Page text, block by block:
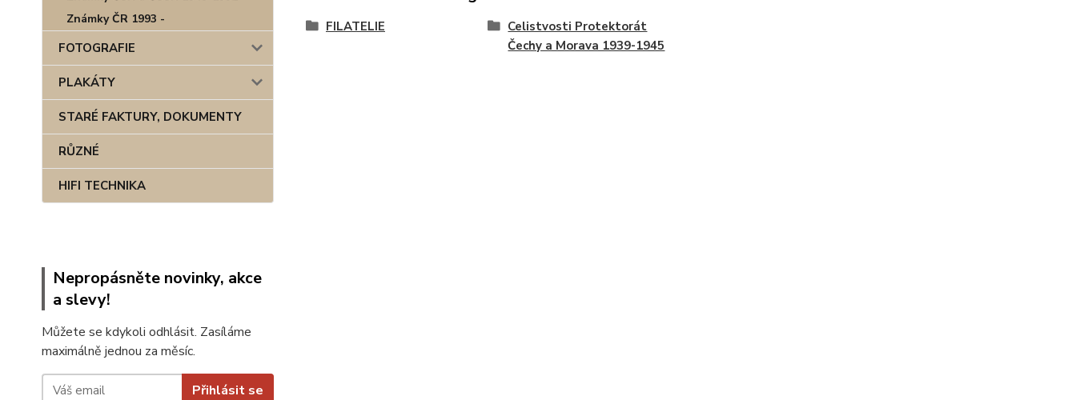
Známky ČR 1993 -
FOTOGRAFIE
PLAKÁTY
STARÉ FAKTURY, DOKUMENTY
RŮZNÉ
HIFI TECHNIKA
Nepropásněte novinky, akce
a slevy!
Můžete se kdykoli odhlásit. Zasíláme
maximálně jednou za měsíc.
Přihlásit se
FILATELIE
Celistvosti Protektorát
Čechy a Morava 1939-1945